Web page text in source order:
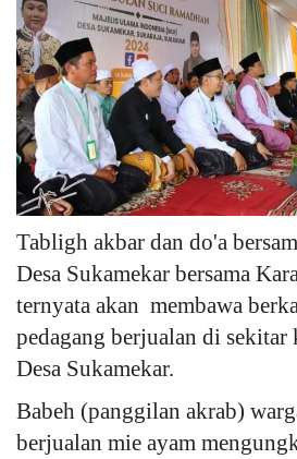
Tabligh akbar dan do'a
Desa Sukamekar bersama
ternyata akan membawa
pedagang berjualan di sekitar
Desa Sukamekar.
Babeh (panggilan akrab)
berjualan mie ayam